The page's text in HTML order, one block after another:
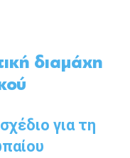
διαμάχη
για τη